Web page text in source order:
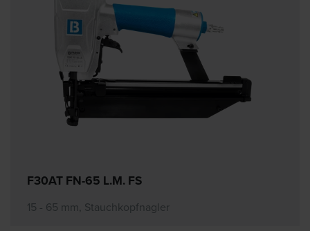
F30AT FN-65 L.M. FS
15 - 65 mm, Stauchkopfnagler